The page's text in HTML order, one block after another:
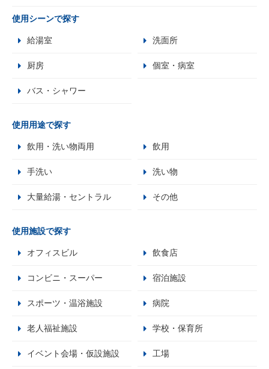
使用シーンで探す
給湯室 洗面所
厨房 個室・病室
バス・シャワー
使用用途で探す
飲用・洗い物両用 飲用
手洗い 洗い物
大量給湯・セントラル その他
使用施設で探す
オフィスビル 飲食店
コンビニ・スーパー 宿泊施設
スポーツ・温浴施設 病院
老人福祉施設 学校・保育所
イベント会場・仮設施設 工場